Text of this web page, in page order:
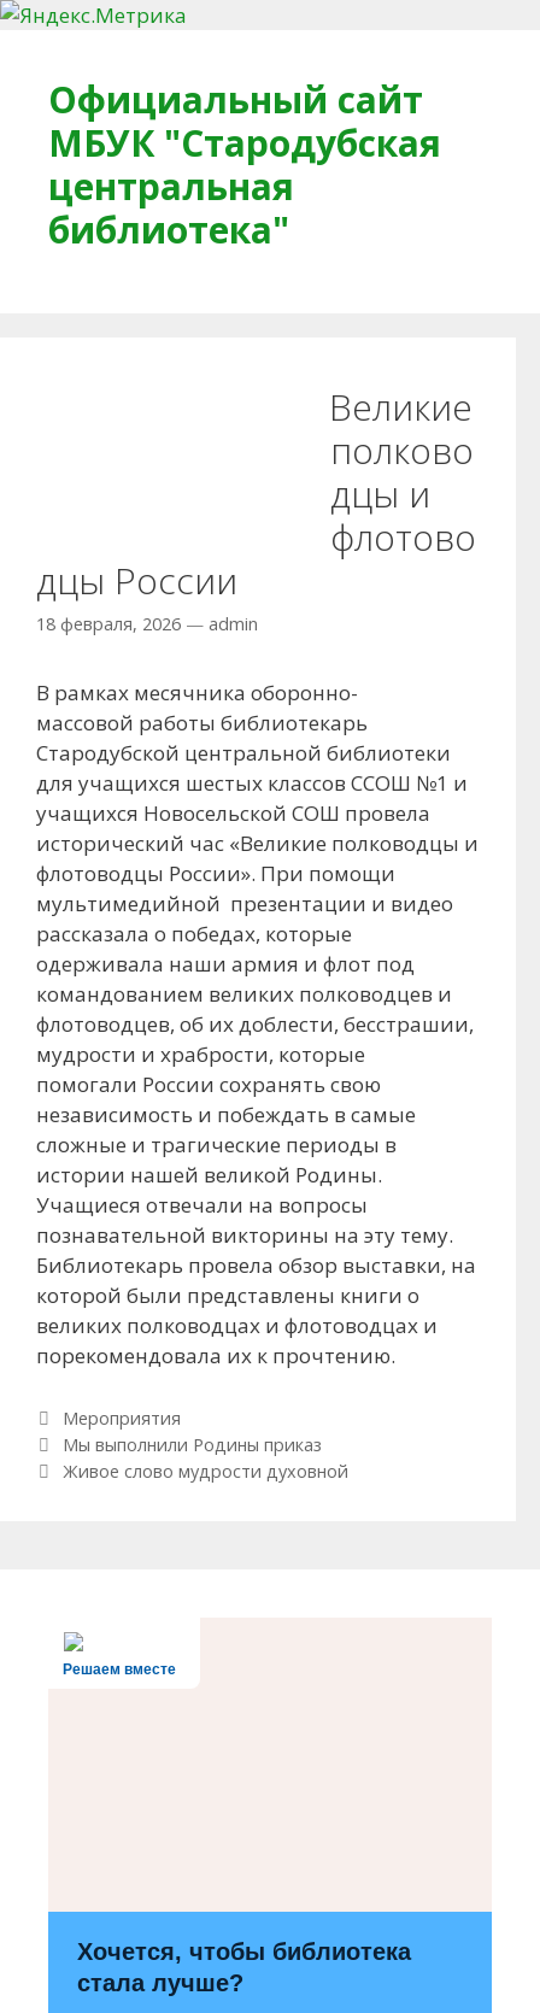
Официальный сайт
МБУК "Стародубская
центральная
библиотека"
Великие
полково
дцы и
флотово
дцы России
18 февраля, 2026 — admin
В рамках месячника оборонно-
массовой работы библиотекарь
Стародубской центральной библиотеки
для учащихся шестых классов ССОШ №1 и
учащихся Новосельской СОШ провела
исторический час «Великие полководцы и
флотоводцы России». При помощи
мультимедийной презентации и видео
рассказала о победах, которые
одерживала наши армия и флот под
командованием великих полководцев и
флотоводцев, об их доблести, бесстрашии,
мудрости и храбрости, которые
помогали России сохранять свою
независимость и побеждать в самые
сложные и трагические периоды в
истории нашей великой Родины.
Учащиеся отвечали на вопросы
познавательной викторины на эту тему.
Библиотекарь провела обзор выставки, на
которой были представлены книги о
великих полководцах и флотоводцах и
порекомендовала их к прочтению.
Рубрики
Мероприятия
Навигация по записям
Мы выполнили Родины приказ
Живое слово мудрости духовной
Решаем вместе
Хочется, чтобы библиотека
стала лучше?